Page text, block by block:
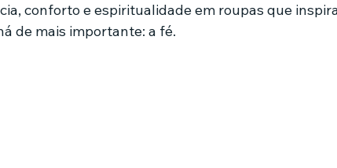
conforto e espiritualidade em roupas que
de mais importante: a fé.